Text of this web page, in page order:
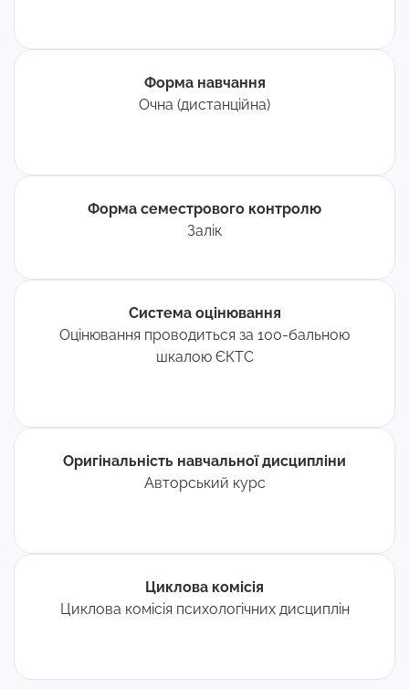
Форма навчання
Очна (дистанційна)
Форма семестрового контролю
Залік
Система оцінювання
Оцінювання проводиться за 100-бальною
шкалою ЄКТС
Оригінальність навчальної дисципліни
Авторський курс
Циклова комісія
Циклова комісія психологічних дисциплін